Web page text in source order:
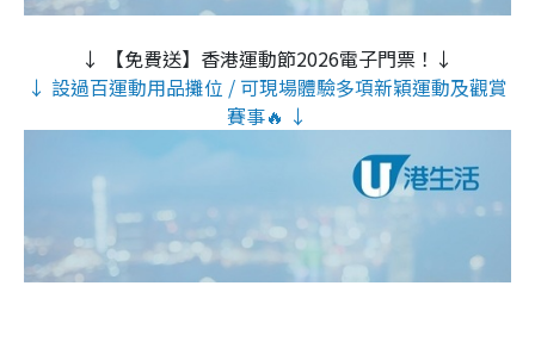
↓ 【免費送】香港運動節2026電子門票！↓
↓ 設過百運動用品攤位 / 可現場體驗多項新穎運動及觀賞
賽事🔥 ↓